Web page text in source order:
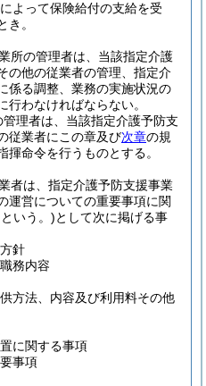
よって保険給付の支給を受
き。
所の管理者は、当該指定介護
の他の従業者の管理、指定介
係る調整、業務の実施状況の
わなければならない。
理者は、当該指定介護予防支
従業者にこの章及び次章の規
揮命令を行うものとする。
者は、指定介護予防支援事業
運営についての重要事項に関
いう。)として次に掲げる事
針
務内容
方法、内容及び利用料その他
に関する事項
事項